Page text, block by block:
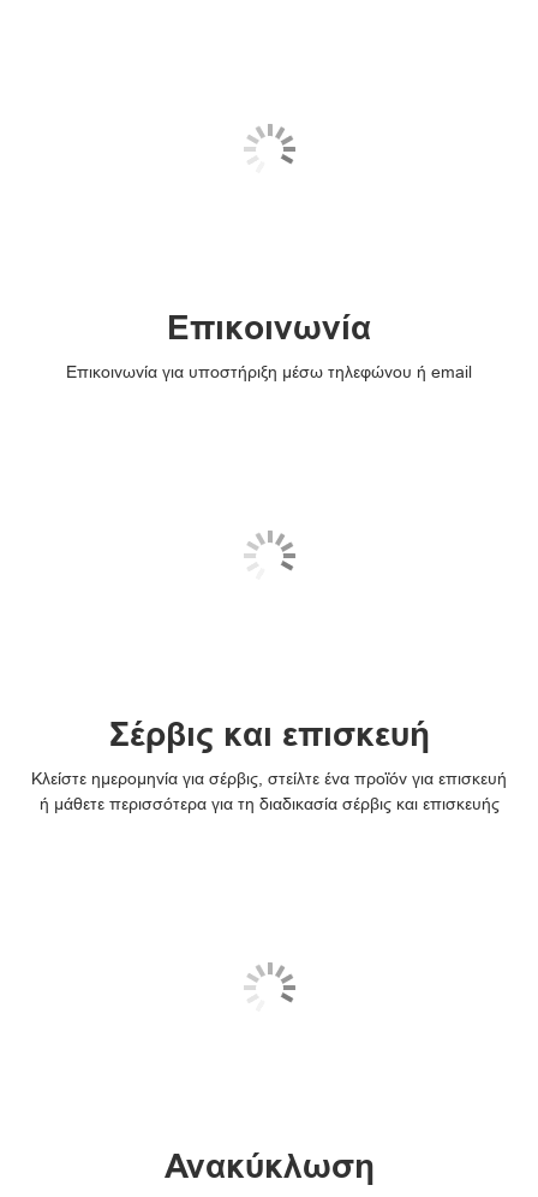
Επικοινωνία
Επικοινωνία για υποστήριξη μέσω τηλεφώνου ή email
Σέρβις και επισκευή
Κλείστε ημερομηνία για σέρβις, στείλτε ένα προϊόν για επισκευή
ή μάθετε περισσότερα για τη διαδικασία σέρβις και επισκευής
Ανακύκλωση